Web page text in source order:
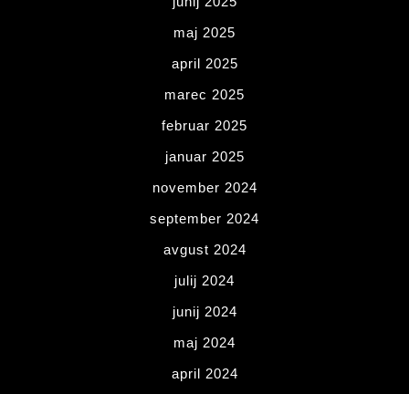
maj 2025
april 2025
marec 2025
februar 2025
januar 2025
november 2024
september 2024
avgust 2024
julij 2024
junij 2024
maj 2024
april 2024